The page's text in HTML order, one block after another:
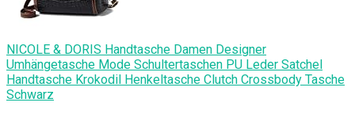
NICOLE & DORIS Handtasche Damen Designer
Umhängetasche Mode Schultertaschen PU Leder Satchel
Handtasche Krokodil Henkeltasche Clutch Crossbody Tasche
Schwarz